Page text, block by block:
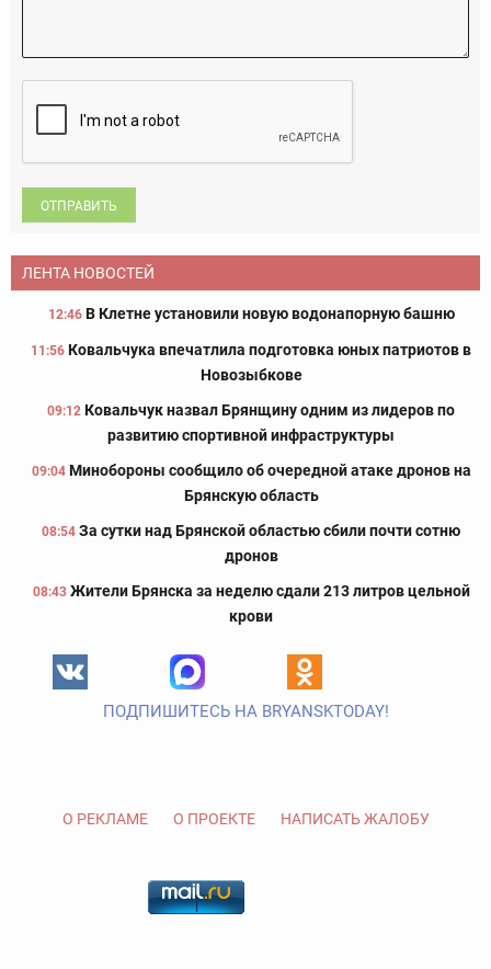
ОТПРАВИТЬ
ЛЕНТА НОВОСТЕЙ
12:46 В Клетне установили новую водонапорную башню
11:56 Ковальчука впечатлила подготовка юных патриотов в
Новозыбкове
09:12 Ковальчук назвал Брянщину одним из лидеров по
развитию спортивной инфраструктуры
09:04 Минобороны сообщило об очередной атаке дронов на
Брянскую область
08:54 За сутки над Брянской областью сбили почти сотню
дронов
08:43 Жители Брянска за неделю сдали 213 литров цельной
крови
ПОДПИШИТЕСЬ НА BRYANSKTODAY!
О РЕКЛАМЕ О ПРОЕКТЕ НАПИСАТЬ ЖАЛОБУ